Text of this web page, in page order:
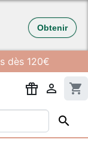
Obtenir
dès 120€
 shopping_cart
